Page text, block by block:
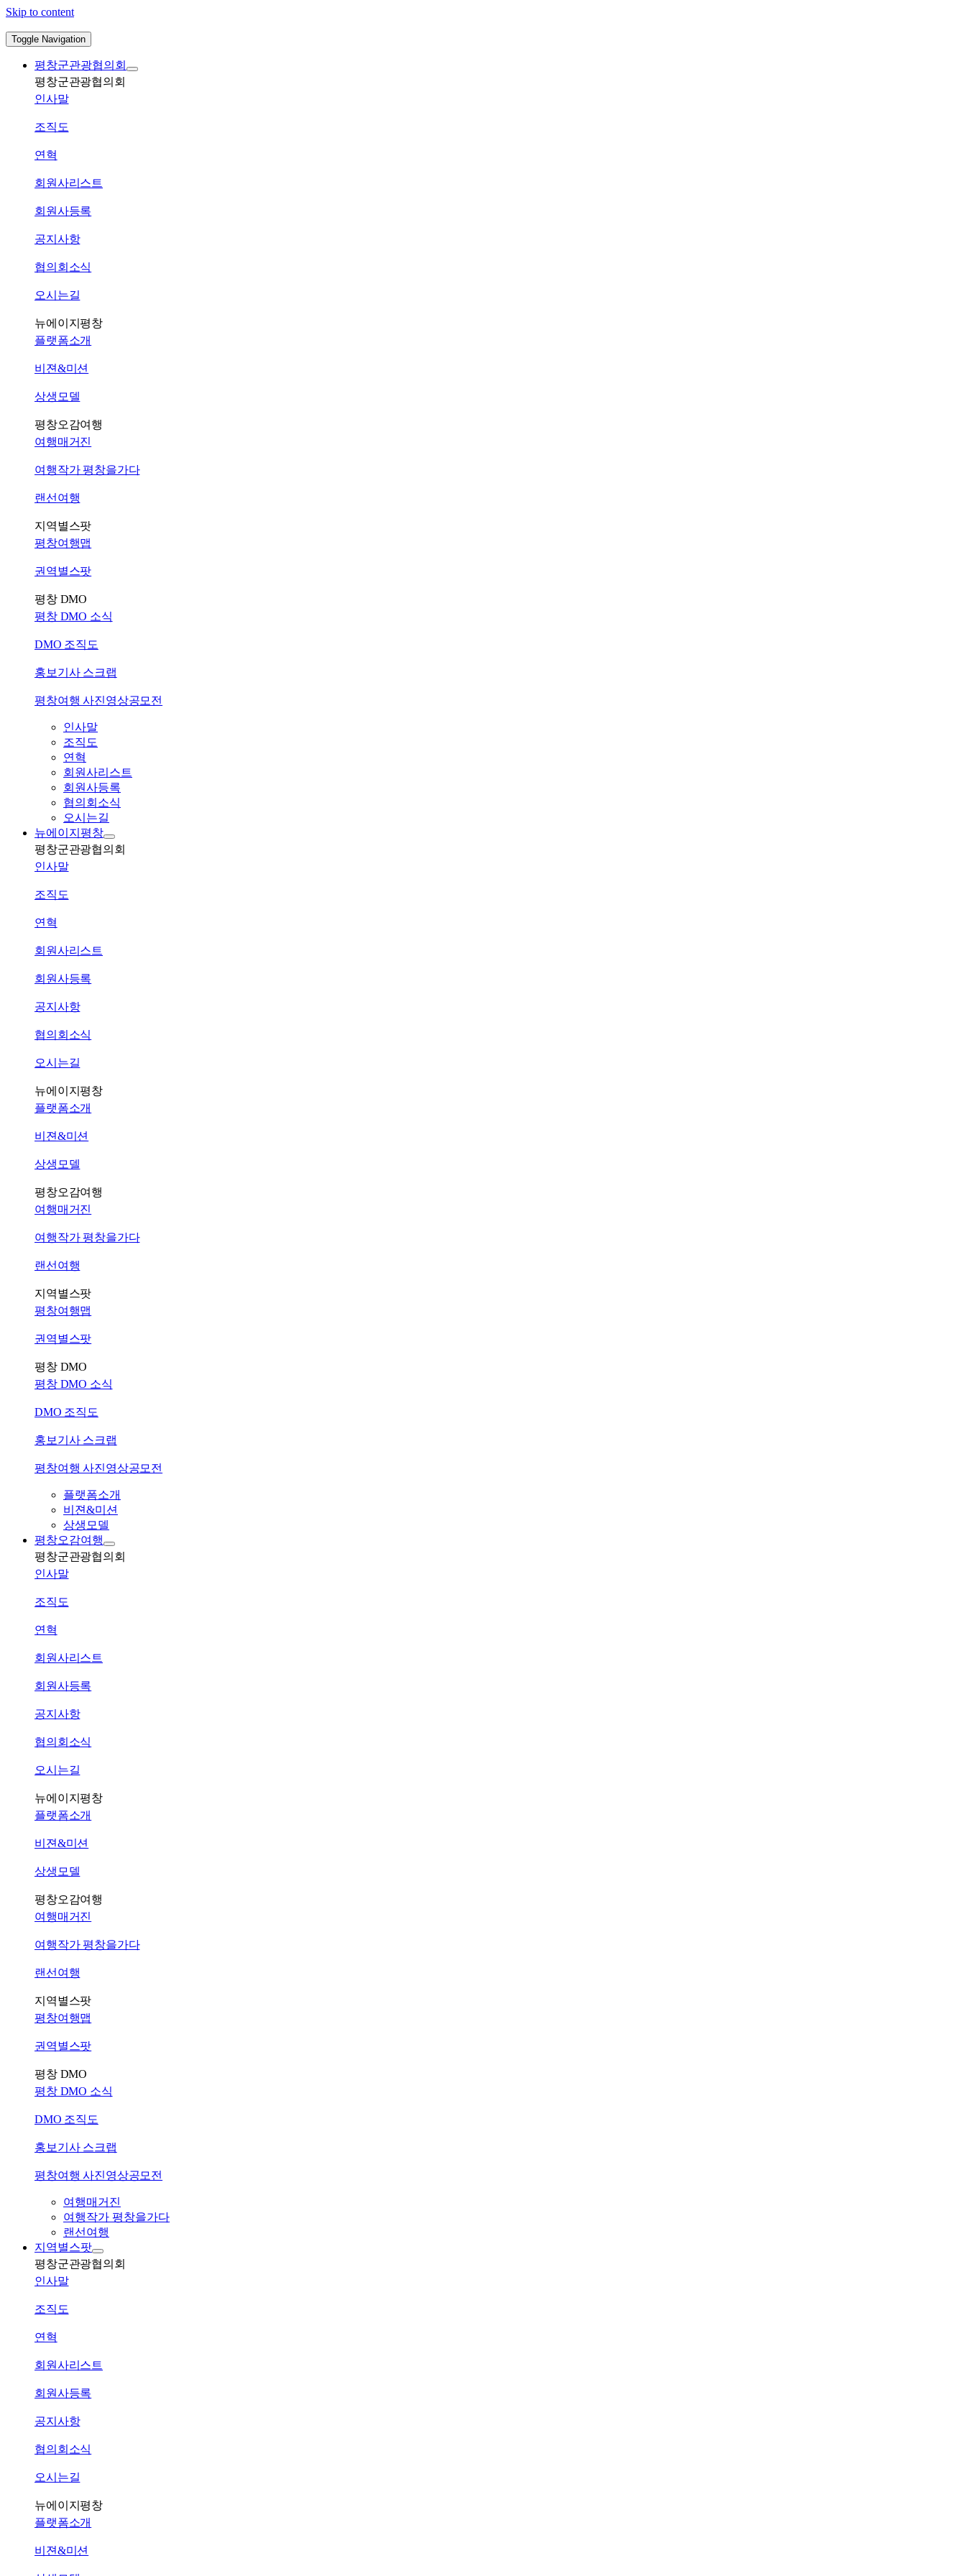
Skip to content
Toggle Navigation
평창군관광협의회
평창군관광협의회
인사말
조직도
연혁
회원사리스트
회원사등록
공지사항
협의회소식
오시는길
뉴에이지평창
플랫폼소개
비젼&미션
상생모델
평창오감여행
여행매거진
여행작가 평창을가다
랜선여행
지역별스팟
평창여행맵
권역별스팟
평창 DMO
평창 DMO 소식
DMO 조직도
홍보기사 스크랩
평창여행 사진영상공모전
인사말
조직도
연혁
회원사리스트
회원사등록
협의회소식
오시는길
뉴에이지평창
평창군관광협의회
인사말
조직도
연혁
회원사리스트
회원사등록
공지사항
협의회소식
오시는길
뉴에이지평창
플랫폼소개
비젼&미션
상생모델
평창오감여행
여행매거진
여행작가 평창을가다
랜선여행
지역별스팟
평창여행맵
권역별스팟
평창 DMO
평창 DMO 소식
DMO 조직도
홍보기사 스크랩
평창여행 사진영상공모전
플랫폼소개
비젼&미션
상생모델
평창오감여행
평창군관광협의회
인사말
조직도
연혁
회원사리스트
회원사등록
공지사항
협의회소식
오시는길
뉴에이지평창
플랫폼소개
비젼&미션
상생모델
평창오감여행
여행매거진
여행작가 평창을가다
랜선여행
지역별스팟
평창여행맵
권역별스팟
평창 DMO
평창 DMO 소식
DMO 조직도
홍보기사 스크랩
평창여행 사진영상공모전
여행매거진
여행작가 평창을가다
랜선여행
지역별스팟
평창군관광협의회
인사말
조직도
연혁
회원사리스트
회원사등록
공지사항
협의회소식
오시는길
뉴에이지평창
플랫폼소개
비젼&미션